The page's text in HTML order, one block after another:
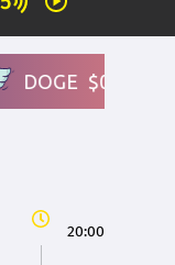
20:00